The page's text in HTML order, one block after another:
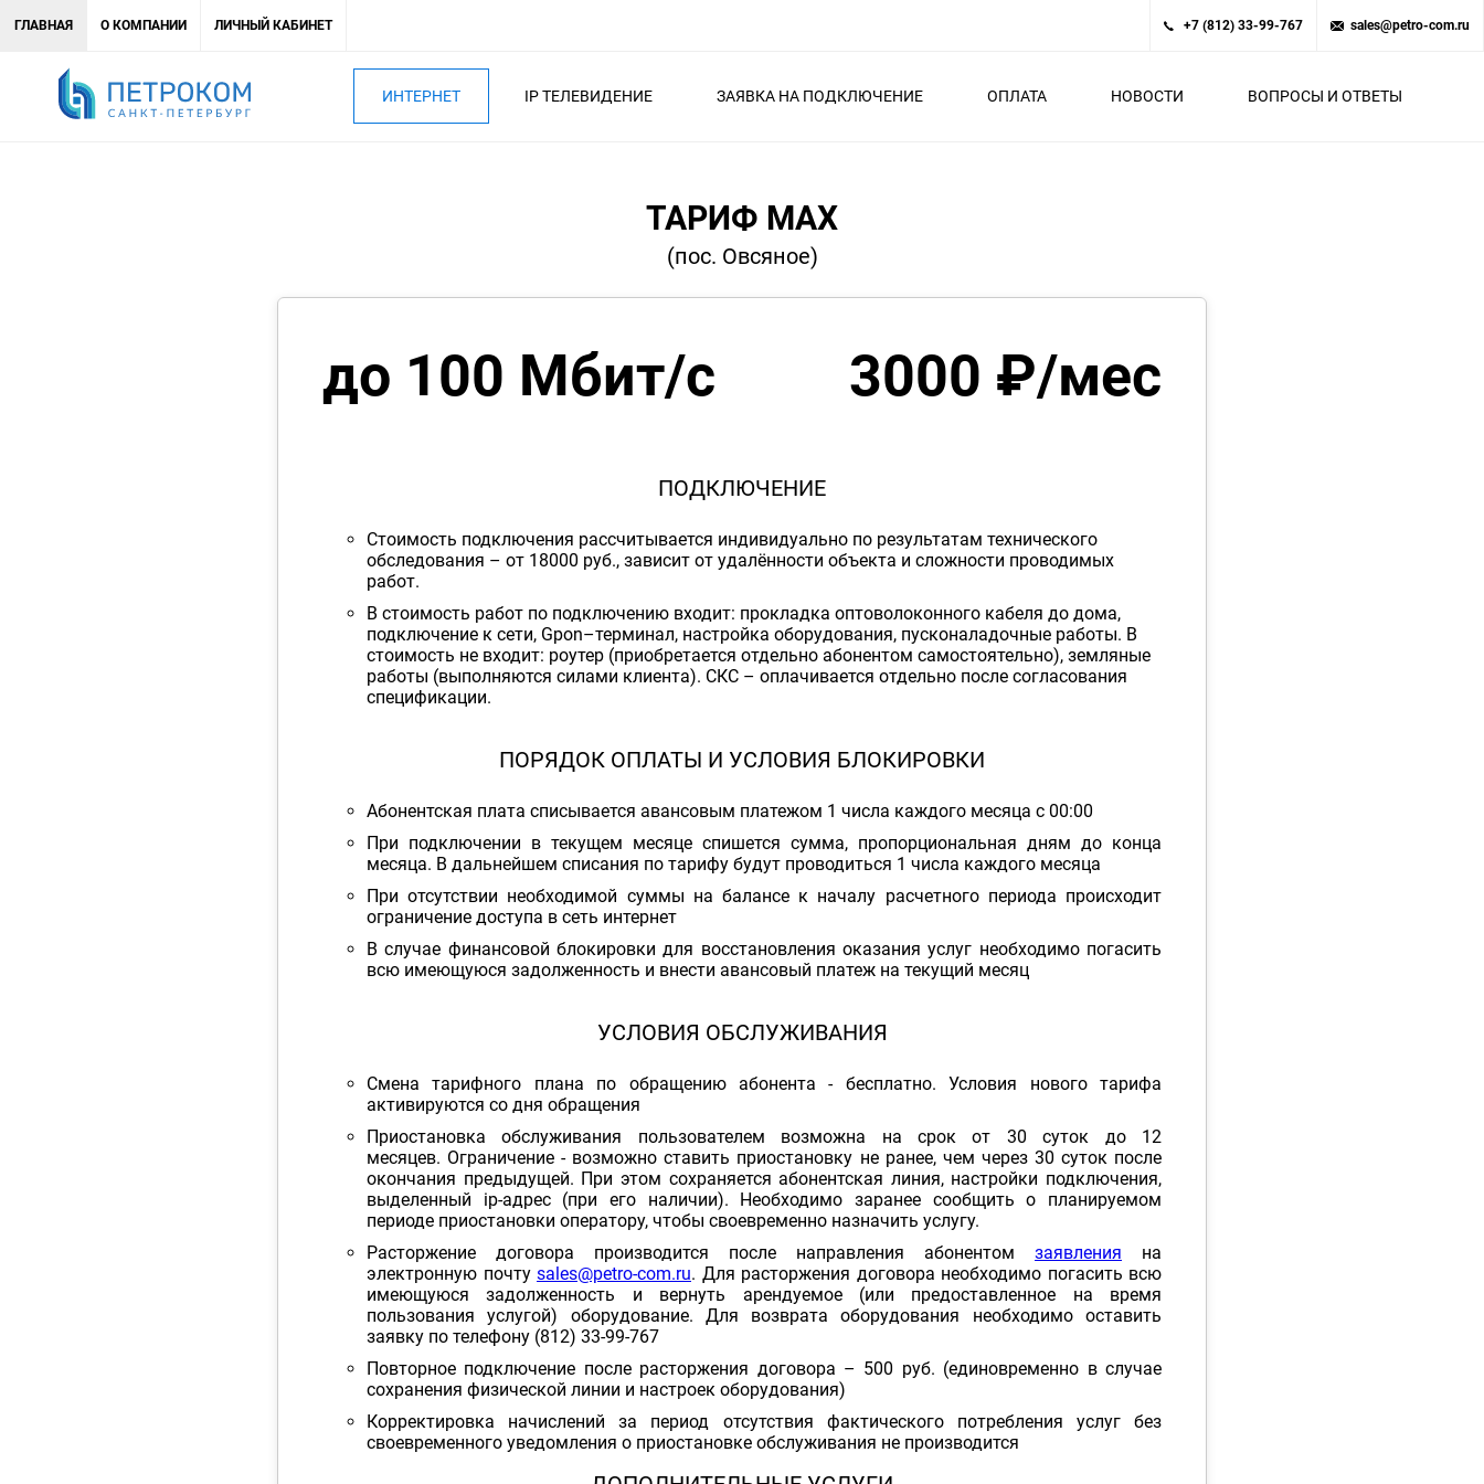
ГЛАВНАЯ О КОМПАНИИ ЛИЧНЫЙ КАБИНЕТ +7 (812) 33-99-767 sales@petro-com.ru
ИНТЕРНЕТ IP ТЕЛЕВИДЕНИЕ ЗАЯВКА НА ПОДКЛЮЧЕНИЕ ОПЛАТА НОВОСТИ ВОПРОСЫ И ОТВЕТЫ
ТАРИФ MAX
(пос. Овсяное)
до 100 Мбит/с 3000 ₽/мес
ПОДКЛЮЧЕНИЕ
Стоимость подключения рассчитывается индивидуально по результатам технического
обследования – от 18000 руб., зависит от удалённости объекта и сложности проводимых
работ.
В стоимость работ по подключению входит: прокладка оптоволоконного кабеля до дома,
подключение к сети, Gpon–терминал, настройка оборудования, пусконаладочные работы. В
стоимость не входит: роутер (приобретается отдельно абонентом самостоятельно), земляные
работы (выполняются силами клиента). СКС – оплачивается отдельно после согласования
спецификации.
ПОРЯДОК ОПЛАТЫ И УСЛОВИЯ БЛОКИРОВКИ
Абонентская плата списывается авансовым платежом 1 числа каждого месяца с 00:00
При подключении в текущем месяце спишется сумма, пропорциональная дням до конца
месяца. В дальнейшем списания по тарифу будут проводиться 1 числа каждого месяца
При отсутствии необходимой суммы на балансе к началу расчетного периода происходит
ограничение доступа в сеть интернет
В случае финансовой блокировки для восстановления оказания услуг необходимо погасить
всю имеющуюся задолженность и внести авансовый платеж на текущий месяц
УСЛОВИЯ ОБСЛУЖИВАНИЯ
Смена тарифного плана по обращению абонента - бесплатно. Условия нового тарифа
активируются со дня обращения
Приостановка обслуживания пользователем возможна на срок от 30 суток до 12
месяцев. Ограничение - возможно ставить приостановку не ранее, чем через 30 суток после
окончания предыдущей. При этом сохраняется абонентская линия, настройки подключения,
выделенный ip-адрес (при его наличии). Необходимо заранее сообщить о планируемом
периоде приостановки оператору, чтобы своевременно назначить услугу.
Расторжение договора производится после направления абонентом заявления на
электронную почту sales@petro-com.ru. Для расторжения договора необходимо погасить всю
имеющуюся задолженность и вернуть арендуемое (или предоставленное на время
пользования услугой) оборудование. Для возврата оборудования необходимо оставить
заявку по телефону (812) 33-99-767
Повторное подключение после расторжения договора – 500 руб. (единовременно в случае
сохранения физической линии и настроек оборудования)
Корректировка начислений за период отсутствия фактического потребления услуг без
своевременного уведомления о приостановке обслуживания не производится